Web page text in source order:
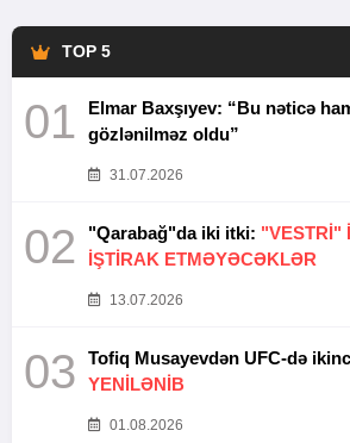
TOP 5
01
Elmar Baxşıyev: “Bu nəticə
gözlənilməz oldu”
31.07.2026
02 "Qarabağ"da iki itki: "VESTRİ"
İŞTİRAK ETMƏYƏCƏKLƏR
13.07.2026
03
YENİLƏNİB
01.08.2026